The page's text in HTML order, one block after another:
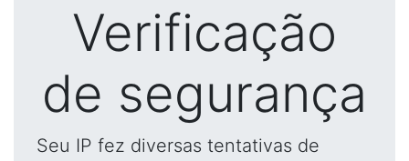
Verificação
de segurança
Seu IP fez diversas tentativas de